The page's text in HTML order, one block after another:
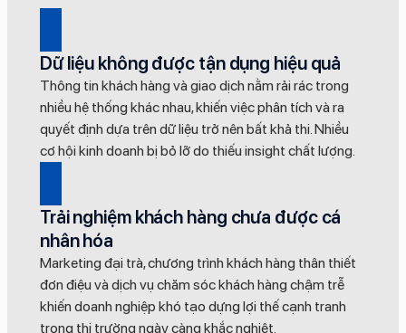
Dữ liệu không được tận dụng hiệu quả
Thông tin khách hàng và giao dịch nằm rải rác trong
nhiều hệ thống khác nhau, khiến việc phân tích và ra
quyết định dựa trên dữ liệu trở nên bất khả thi. Nhiều
cơ hội kinh doanh bị bỏ lỡ do thiếu insight chất lượng.
Trải nghiệm khách hàng chưa được cá
nhân hóa
Marketing đại trà, chương trình khách hàng thân thiết
đơn điệu và dịch vụ chăm sóc khách hàng chậm trễ
khiến doanh nghiệp khó tạo dựng lợi thế cạnh tranh
trong thị trường ngày càng khắc nghiệt.